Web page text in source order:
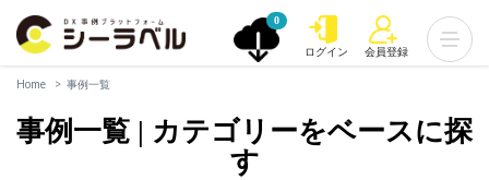
0
ログイン 会員登録
Home 事例一覧
事例一覧 | カテゴリーをベースに探
す